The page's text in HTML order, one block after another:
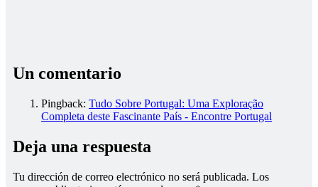
Un comentario
Pingback: Tudo Sobre Portugal: Uma Exploração
Completa deste Fascinante País - Encontre Portugal
Deja una respuesta
Tu dirección de correo electrónico no será publicada. Los